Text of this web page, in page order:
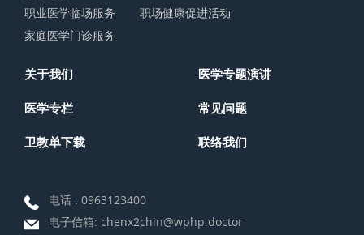
职业医学临场服务
职场健康促进活动
家庭医学门诊服务
关于我们 医学专题演讲
医学专栏 常见问题
卫教单下载 联络我们
电话 : 0963123400
电子信箱: chenx2chin@wphp.doctor